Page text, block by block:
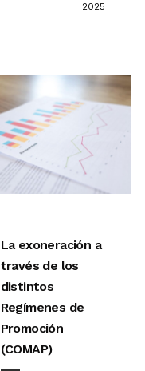
2025
La exoneración a
través de los
distintos
Regímenes de
Promoción
(COMAP)